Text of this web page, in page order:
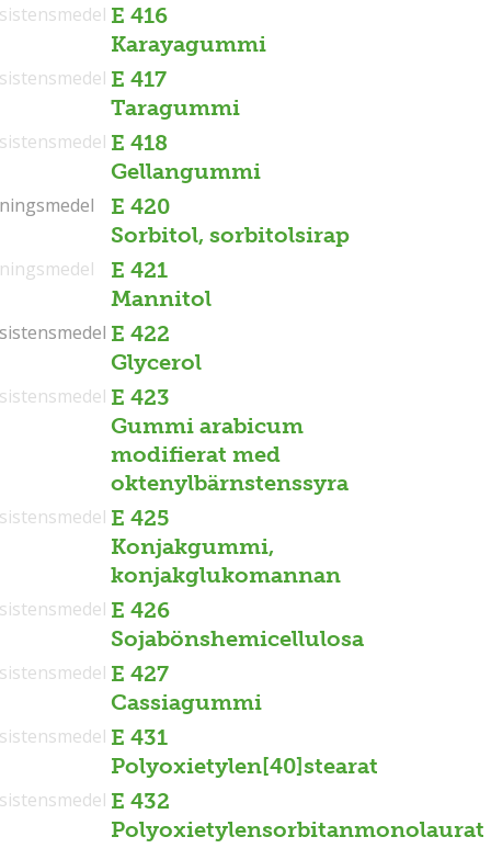
E 416
Karayagummi
E 417
Taragummi
E 418
Gellangummi
E 420
Sorbitol, sorbitolsirap
E 421
Mannitol
E 422
Glycerol
E 423
Gummi arabicum
modifierat med
oktenylbärnstenssyra
E 425
Konjakgummi,
konjakglukomannan
E 426
Sojabönshemicellulosa
E 427
Cassiagummi
E 431
Polyoxietylen[40]stearat
E 432
Polyoxietylensorbitanmonolaurat